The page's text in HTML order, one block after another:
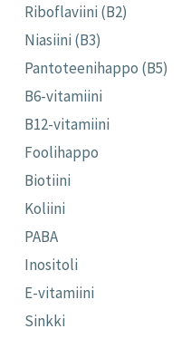
Riboflaviini (B2)
Niasiini (B3)
Pantoteenihappo (B5)
B6-vitamiini
B12-vitamiini
Foolihappo
Biotiini
Koliini
PABA
Inositoli
E-vitamiini
Sinkki